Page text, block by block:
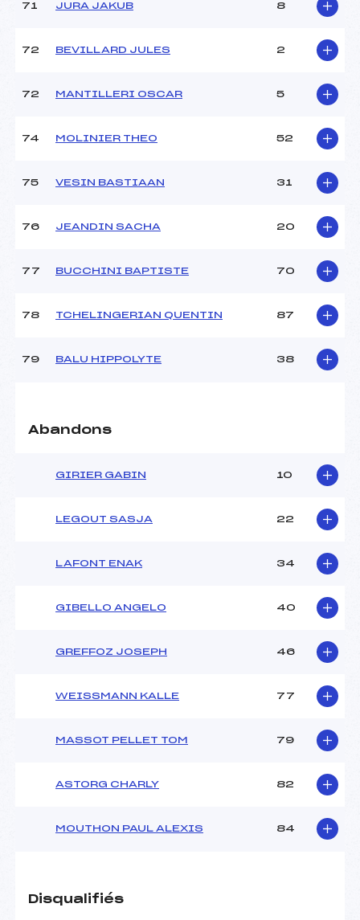
71 JURA JAKUB 8
72 BEVILLARD JULES 2
72 MANTILLERI OSCAR 5
74 MOLINIER THEO 52
75 VESIN BASTIAAN 31
76 JEANDIN SACHA 20
77 BUCCHINI BAPTISTE 70
78 TCHELINGERIAN QUENTIN 87
79 BALU HIPPOLYTE 38
Abandons
GIRIER GABIN 10
LEGOUT SASJA 22
LAFONT ENAK 34
GIBELLO ANGELO 40
GREFFOZ JOSEPH 46
WEISSMANN KALLE 77
MASSOT PELLET TOM 79
ASTORG CHARLY 82
MOUTHON PAUL ALEXIS 84
Disqualifiés